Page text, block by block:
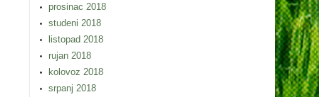
prosinac 2018
studeni 2018
listopad 2018
rujan 2018
kolovoz 2018
srpanj 2018